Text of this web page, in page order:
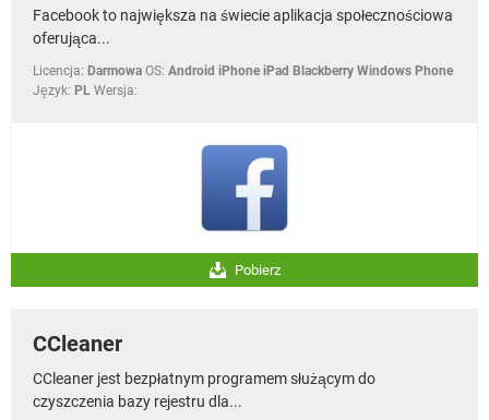
Facebook to największa na świecie aplikacja społecznościowa
oferująca...
Licencja: Darmowa OS: Android iPhone iPad Blackberry Windows Phone
Język: PL Wersja:
Pobierz
CCleaner
CCleaner jest bezpłatnym programem służącym do
czyszczenia bazy rejestru dla...